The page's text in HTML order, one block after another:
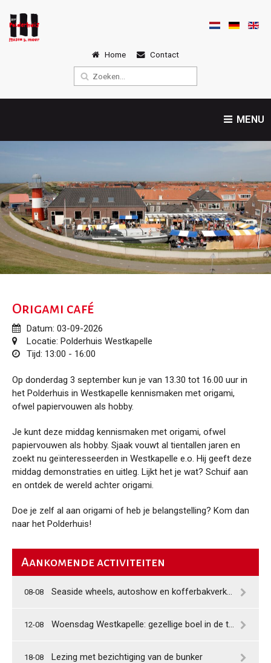
Home Contact
MENU
Origami café
Datum: 03-09-2026
Locatie: Polderhuis Westkapelle
Tijd: 13:00 - 16:00
Op donderdag 3 september kun je van 13.30 tot 16.00 uur in
het Polderhuis in Westkapelle kennismaken met origami,
ofwel papiervouwen als hobby.
Je kunt deze middag kennismaken met origami, ofwel
papiervouwen als hobby. Sjaak vouwt al tientallen jaren en
zoekt nu geïnteresseerden in Westkapelle e.o. Hij geeft deze
middag demonstraties en uitleg. Lijkt het je wat? Schuif aan
en ontdek de wereld achter origami.
Doe je zelf al aan origami of heb je belangstelling? Kom dan
naar het Polderhuis!
Aankomende activiteiten
08-08 Seaside wheels, autoshow en kofferbakverkoop
12-08 Woensdag Westkapelle: gezellige boel in de tuin
18-08 Lezing met bezichtiging van de bunker